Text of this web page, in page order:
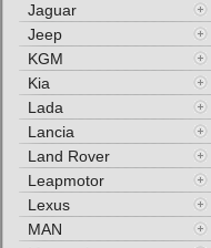
Jaguar
Jeep
KGM
Kia
Lada
Lancia
Land Rover
Leapmotor
Lexus
MAN